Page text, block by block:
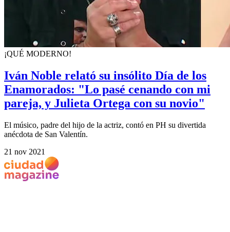
¡QUÉ MODERNO!
Iván Noble relató su insólito Día de los
Enamorados: "Lo pasé cenando con mi
pareja, y Julieta Ortega con su novio"
El músico, padre del hijo de la actriz, contó en PH su divertida
anécdota de San Valentín.
21 nov 2021